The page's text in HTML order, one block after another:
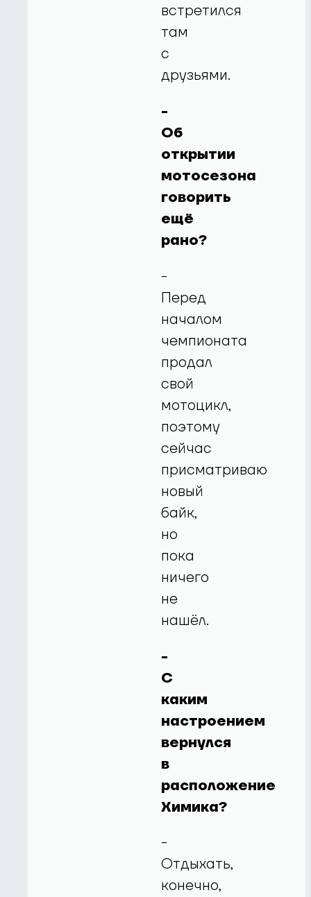
встретился
там
с
друзьями.
-
Об
открытии
мотосезона
говорить
ещё
рано?
-
Перед
началом
чемпионата
продал
свой
мотоцикл,
поэтому
сейчас
присматриваю
новый
байк,
но
пока
ничего
не
нашёл.
-
С
каким
настроением
вернулся
в
расположение
Химика?
-
Отдыхать,
конечно,